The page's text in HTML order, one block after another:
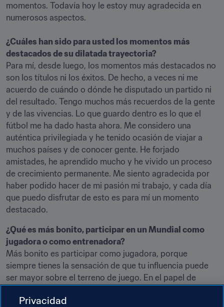
momentos. Todavía hoy le estoy muy agradecida en
numerosos aspectos.
¿Cuáles han sido para usted los momentos más
destacados de su dilatada trayectoria?
Para mí, desde luego, los momentos más destacados no
son los títulos ni los éxitos. De hecho, a veces ni me
acuerdo de cuándo o dónde he disputado un partido ni
del resultado. Tengo muchos más recuerdos de la gente
y de las vivencias. Lo que guardo dentro es lo que el
fútbol me ha dado hasta ahora. Me considero una
auténtica privilegiada y he tenido ocasión de viajar a
muchos países y de conocer gente. He forjado
amistades, he aprendido mucho y he vivido un proceso
de crecimiento permanente. Me siento agradecida por
haber podido hacer de mi pasión mi trabajo, y cada día
que puedo disfrutar de esto es para mí un momento
destacado.
¿Qué es más bonito, participar en un Mundial como
jugadora o como entrenadora?
Más bonito es participar como jugadora, porque
siempre tienes la sensación de que tu influencia puede
ser mayor sobre el terreno de juego. En el papel de
trabajo lo haces antes, porque tu influencia durante el
Privacidad